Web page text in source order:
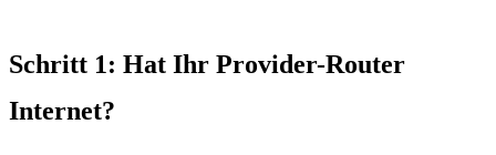
Schritt 1: Hat Ihr Provider-Router
Internet?